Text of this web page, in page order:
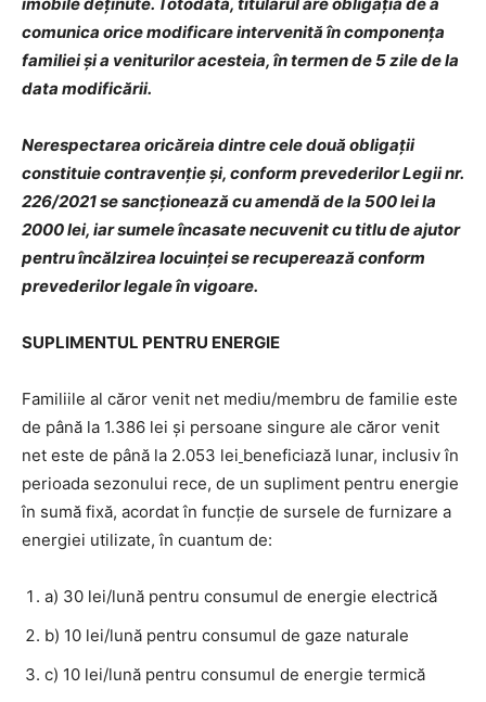
imobile deţinute. Totodată, titularul are obligaţia de a
comunica orice modificare intervenită în componenţa
familiei şi a veniturilor acesteia, în termen de 5 zile de la
data modificării.
Nerespectarea oricăreia dintre cele două obligaţii
constituie contravenţie şi, conform prevederilor Legii nr.
226/2021 se sancţionează cu amendă de la 500 lei la
2000 lei, iar sumele încasate necuvenit cu titlu de ajutor
pentru încălzirea locuinţei se recuperează conform
prevederilor legale în vigoare.
SUPLIMENTUL PENTRU ENERGIE
Familiile al căror venit net mediu/membru de familie este
de până la 1.386 lei şi persoane singure ale căror venit
net este de până la 2.053 lei beneficiază lunar, inclusiv în
perioada sezonului rece, de un supliment pentru energie
în sumă fixă, acordat în funcţie de sursele de furnizare a
energiei utilizate, în cuantum de:
a) 30 lei/lună pentru consumul de energie electrică
b) 10 lei/lună pentru consumul de gaze naturale
c) 10 lei/lună pentru consumul de energie termică